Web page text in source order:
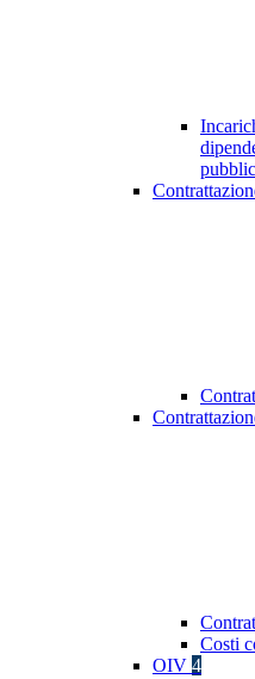
Costi
OIV 4